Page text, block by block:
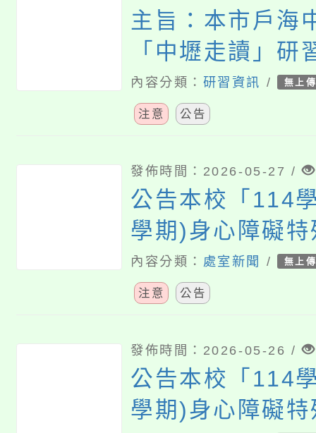
主旨：本市戶海
「中壢走讀」研
查照。
內容分類： 研習資訊 / 無上
注意 公告
發佈時間：2026-05-27 /
公告本校「114
學期)身心障礙
方案」特教學生
務第18次甄選結
內容分類： 處室新聞 / 無上
注意 公告
發佈時間：2026-05-26 /
公告本校「114
學期)身心障礙